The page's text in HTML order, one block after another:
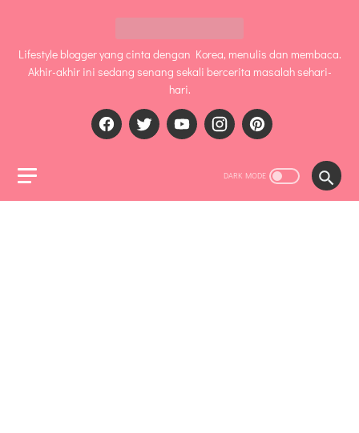
Lifestyle blogger yang cinta dengan Korea, menulis dan membaca.
Akhir-akhir ini sedang senang sekali bercerita masalah sehari-
hari.